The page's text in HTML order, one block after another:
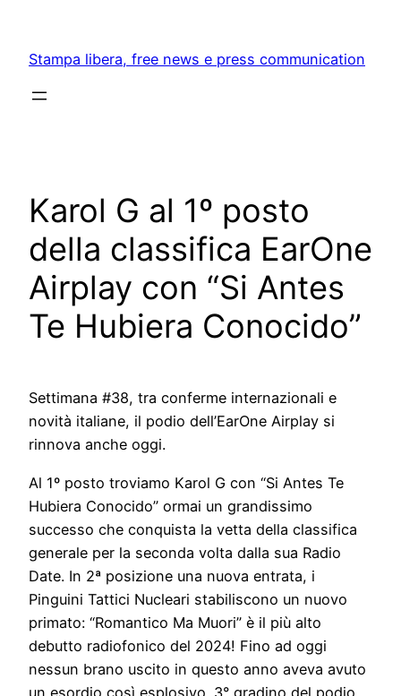
content
Stampa libera, free news e press communication
Karol G al 1º posto
della classifica EarOne
Airplay con “Si Antes
Te Hubiera Conocido”
Settimana #38, tra conferme internazionali e
novità italiane, il podio dell’EarOne Airplay si
rinnova anche oggi.
Al 1º posto troviamo Karol G con “Si Antes Te
Hubiera Conocido” ormai un grandissimo
successo che conquista la vetta della classifica
generale per la seconda volta dalla sua Radio
Date. In 2ª posizione una nuova entrata, i
Pinguini Tattici Nucleari stabiliscono un nuovo
primato: “Romantico Ma Muori” è il più alto
debutto radiofonico del 2024! Fino ad oggi
nessun brano uscito in questo anno aveva avuto
un esordio così esplosivo. 3° gradino del podio